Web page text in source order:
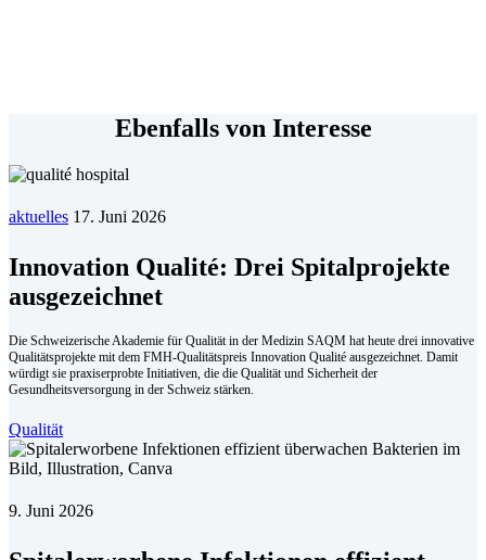
Ebenfalls von Interesse
aktuelles 17. Juni 2026
Innovation Qualité: Drei Spitalprojekte
ausgezeichnet
Die Schweizerische Akademie für Qualität in der Medizin SAQM hat heute drei innovative
Qualitätsprojekte mit dem FMH-Qualitätspreis Innovation Qualité ausgezeichnet. Damit
würdigt sie praxiserprobte Initiativen, die die Qualität und Sicherheit der
Gesundheitsversorgung in der Schweiz stärken.
Qualität
9. Juni 2026